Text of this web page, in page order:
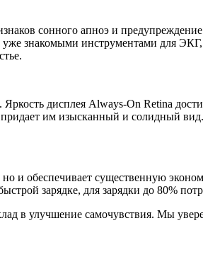
сонного апноэ и
знакомыми инструментами для
дисплея Always-On Retina
им изысканный и солидный
и обеспечивает существенную
зарядке, для зарядки до 80%
в улучшение самочувствия. Мы